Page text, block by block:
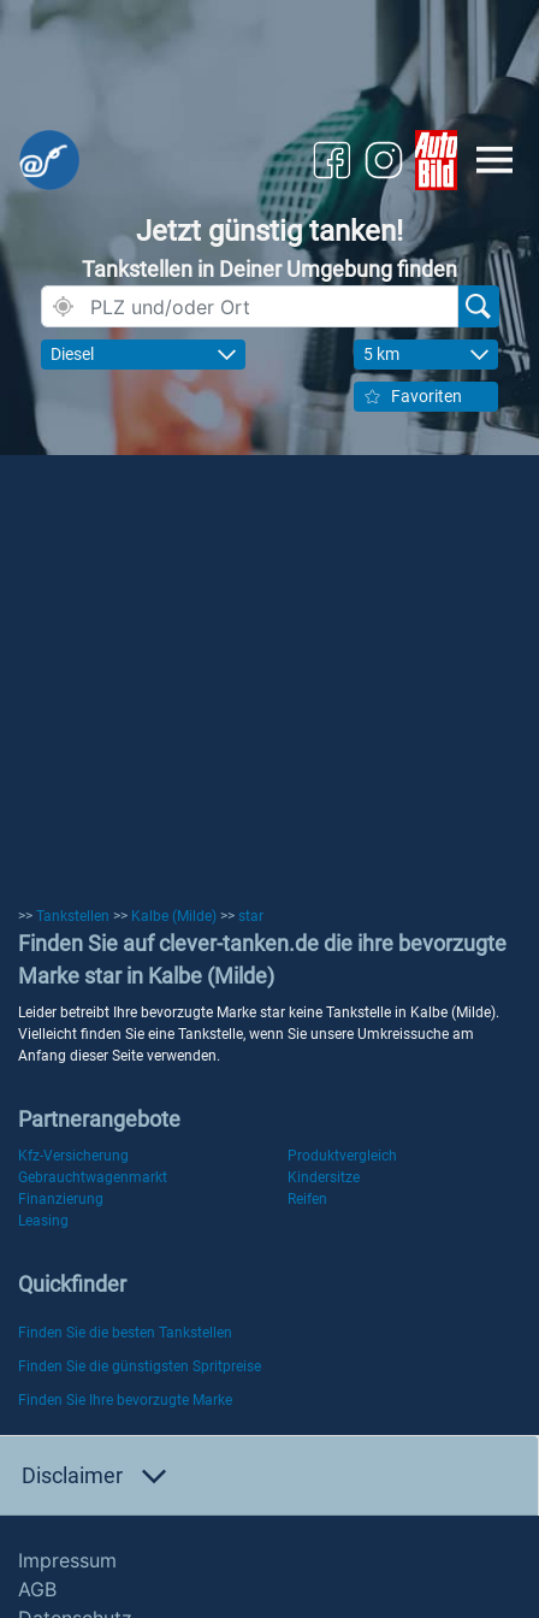
Jetzt günstig tanken!
Tankstellen in Deiner Umgebung finden
Diesel 5 km
Favoriten
>> Tankstellen >> Kalbe (Milde) >> star
Finden Sie auf clever-tanken.de die ihre bevorzugte
Marke star in Kalbe (Milde)
Leider betreibt Ihre bevorzugte Marke star keine Tankstelle in Kalbe (Milde).
Vielleicht finden Sie eine Tankstelle, wenn Sie unsere Umkreissuche am
Anfang dieser Seite verwenden.
Partnerangebote
Kfz-Versicherung
Produktvergleich
Gebrauchtwagenmarkt
Kindersitze
Finanzierung
Reifen
Leasing
Quickfinder
Finden Sie die besten Tankstellen
Finden Sie die günstigsten Spritpreise
Finden Sie Ihre bevorzugte Marke
Disclaimer
Impressum
AGB